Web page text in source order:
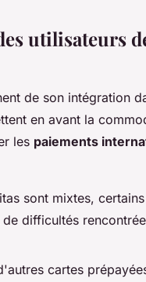
utilisateurs
de son intégration
en avant la
les paiements
sont mixtes,
difficultés
cartes